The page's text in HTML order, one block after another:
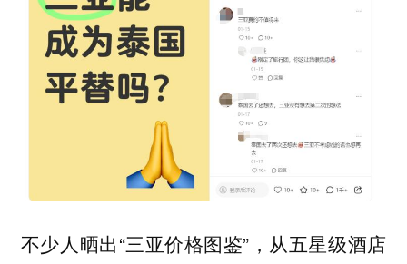
不少人晒出“三亚价格图鉴”，从五星级酒店